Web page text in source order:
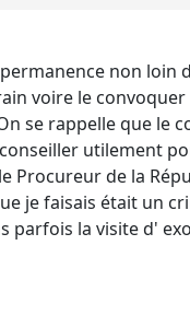
non loin
voire le
se rappelle que le
utilement
Procureur de la
je faisais était un
parfois la visite d'